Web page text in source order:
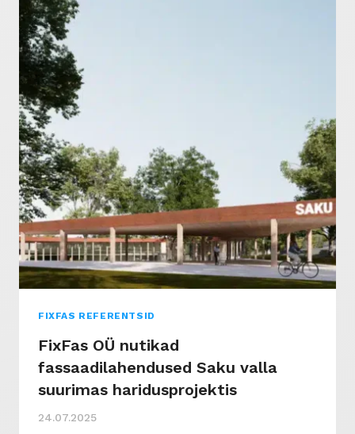
FIXFAS REFERENTSID
FixFas OÜ nutikad
fassaadilahendused Saku valla
suurimas haridusprojektis
24.07.2025